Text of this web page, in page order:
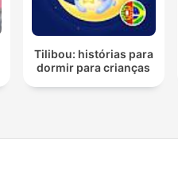
Tilibou: histórias para
dormir para crianças